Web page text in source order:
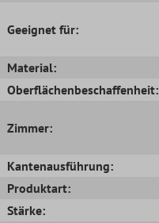
Geeignet für:
Material:
Oberflächenbeschaffenheit:
Zimmer:
Kantenausführung:
Produktart:
Stärke: